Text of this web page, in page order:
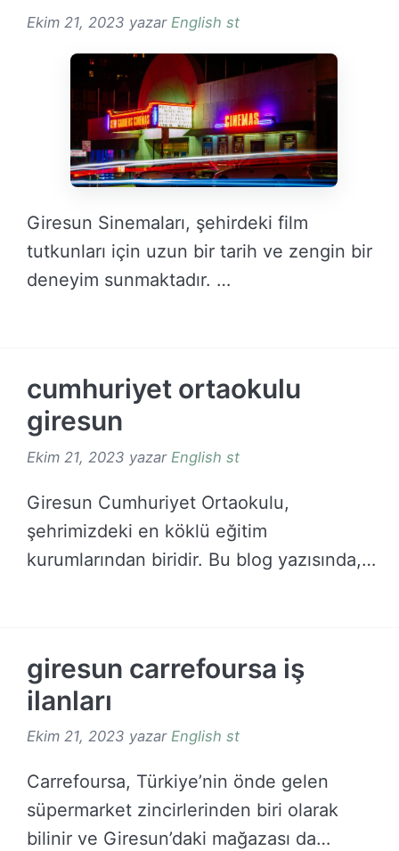
Ekim 21, 2023 yazar English st
Giresun Sinemaları, şehirdeki film
tutkunları için uzun bir tarih ve zengin bir
deneyim sunmaktadır. …
cumhuriyet ortaokulu
giresun
Ekim 21, 2023 yazar English st
Giresun Cumhuriyet Ortaokulu,
şehrimizdeki en köklü eğitim
kurumlarından biridir. Bu blog yazısında,
giresun carrefoursa iş
ilanları
Ekim 21, 2023 yazar English st
Carrefoursa, Türkiye’nin önde gelen
süpermarket zincirlerinden biri olarak
bilinir ve Giresun’daki mağazası da